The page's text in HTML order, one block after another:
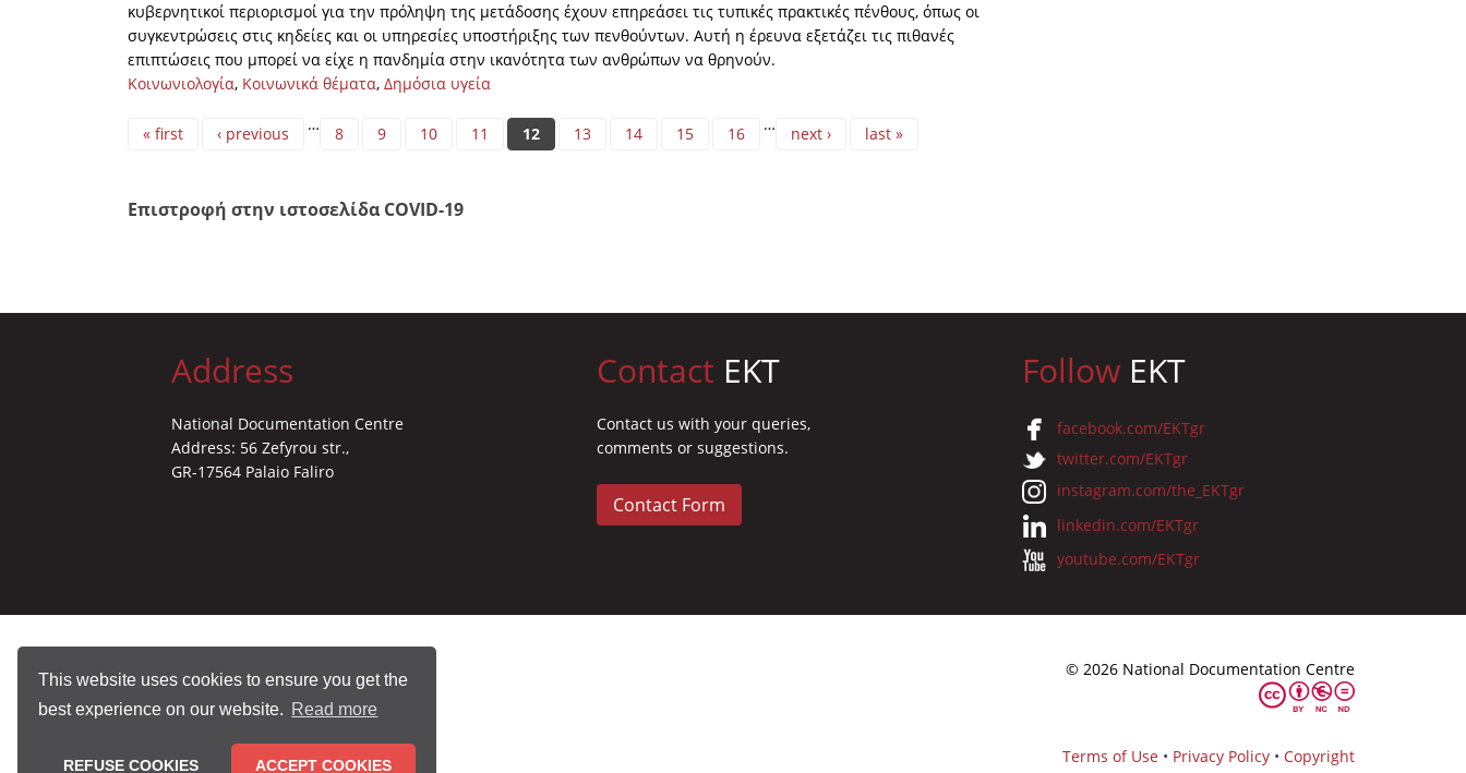
This website uses cookies to ensure you get the
best experience on our website. Read more
REFUSE COOKIES ACCEPT COOKIES
κυβερνητικοί περιορισμοί για την πρόληψη της μετάδοσης έχουν επηρεάσει τις τυπικές πρακτικές πένθους, όπως οι
συγκεντρώσεις στις κηδείες και οι υπηρεσίες υποστήριξης των πενθούντων. Αυτή η έρευνα εξετάζει τις πιθανές
επιπτώσεις που μπορεί να είχε η πανδημία στην ικανότητα των ανθρώπων να θρηνούν.
Κοινωνιολογία, Κοινωνικά θέματα, Δημόσια υγεία
Pages
« first ‹ previous … 8 9 10 11 12 13 14 15 16 … next › last »
Επιστροφή στην ιστοσελίδα COVID-19
Address
National Documentation Centre
Address: 56 Zefyrou str.,
GR-17564 Palaio Faliro
Contact EKT
Contact us with your queries,
comments or suggestions.
Contact Form
Follow EKT
facebook.com/EKTgr
twitter.com/EKTgr
instagram.com/the_EKTgr
linkedin.com/EKTgr
youtube.com/EKTgr
© 2026 National Documentation Centre
Terms of Use • Privacy Policy • Copyright